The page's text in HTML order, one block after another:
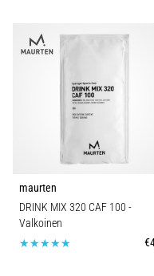
maurten
DRINK MIX 320 CAF 100 -
Valkoinen